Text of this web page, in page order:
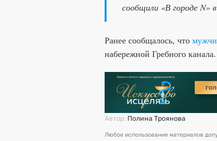
сообщили «В городе N»
Ранее сообщалось, что
набережной Гребного
Автор: Полина Троянова
Любое использование материалов